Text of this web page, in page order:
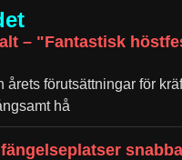
– "Fantastisk
årets förutsättningar för
hå